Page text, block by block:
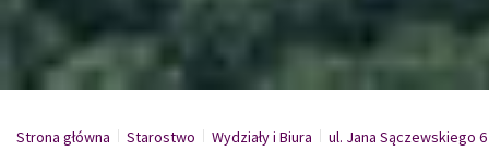
Strona główna /
Starostwo /
Wydziały i Biura /
ul. Jana Sączewskiego 6